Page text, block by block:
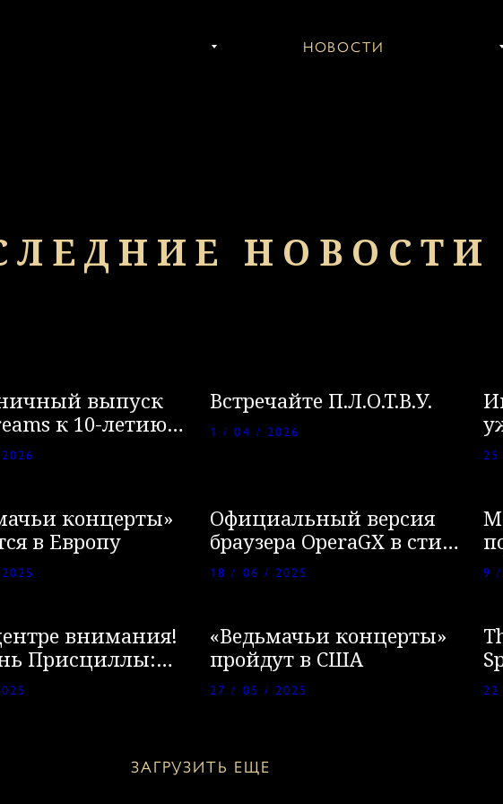
ИГРЫ НОВОСТИ СООБЩЕСТВО
НОВОСТИ
выпуск
к 10-летию
«Кровь и
Встречайте П.Л.О.Т.В.У.
1 / 04 / 2026
концерты»
в Европу
Официальный версия
браузера OperaGX в стиле
игры «Ведьмак 3: Дикая
18 / 06 / 2025 9
внимания!
Присциллы:
«Ведьмачьи концерты»
пройдут в США
27 / 05 / 2025
ЗАГРУЗИТЬ ЕЩЕ